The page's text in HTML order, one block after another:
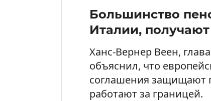
Большинство
Италии,
Ханс-Вернер Веен,
объяснил, что
соглашения защищают
работают за границей.